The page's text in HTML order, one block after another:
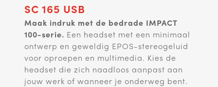
SC 165 USB
Maak indruk met de bedrade IMPACT
100-serie. Een headset met een minimaal
ontwerp en geweldig EPOS-stereogeluid
voor oproepen en multimedia. Kies de
headset die zich naadloos aanpast aan
jouw werk of wanneer je onderweg bent.